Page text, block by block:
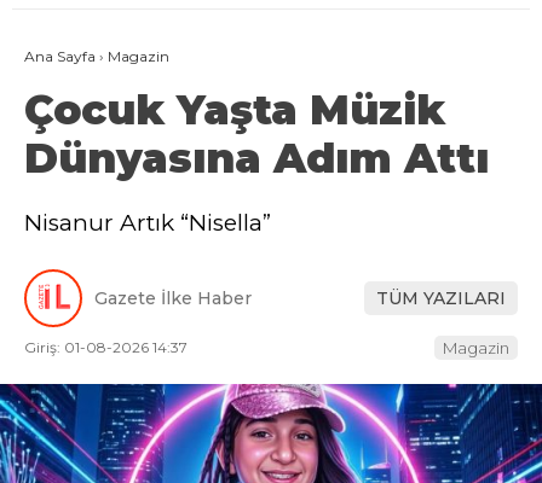
Ana Sayfa › Magazin
Çocuk Yaşta Müzik
Dünyasına Adım Attı
Nisanur Artık “Nisella”
Gazete İlke Haber TÜM YAZILARI
Giriş: 01-08-2026 14:37 Magazin